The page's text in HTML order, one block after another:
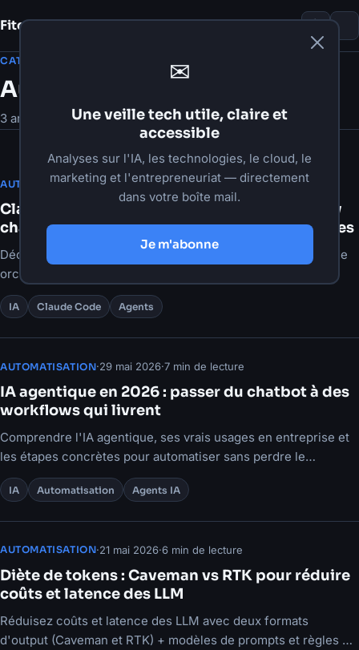
Fito DamourNotes
CATÉGORIE
Automatisation
3 articles
AUTOMATISATION ·6 juin 2026·6 min de lecture
Claude Code : comment le Dynamic Workflow
change la résolution des problèmes complexes
Découvrez comment les dynamic workflows de Claude Code
orchestrent des sous-agents en parallèle, avec validation
croisée et relance.
IA Claude Code Agents
AUTOMATISATION·29 mai 2026·7 min de lecture
IA agentique en 2026 : passer du chatbot à des
workflows qui livrent
Comprendre l'IA agentique, ses vrais usages en entreprise et
les étapes concrètes pour automatiser sans perdre le
contrôle.
IA Automatisation Agents IA
AUTOMATISATION·21 mai 2026·6 min de lecture
Diète de tokens : Caveman vs RTK pour réduire
coûts et latence des LLM
Réduisez coûts et latence des LLM avec deux formats
d'output (Caveman et RTK) + modèles de prompts et règles de
✉
Une veille tech utile, claire et
accessible
Analyses sur l'IA, les technologies, le cloud, le
marketing et l'entrepreneuriat — directement
dans votre boîte mail.
Je m'abonne